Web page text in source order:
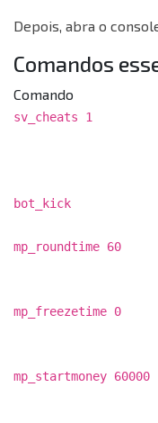
Depois, abra o
Comandos
Comando
sv_cheats 1
bot_kick
mp_roundtime 60
mp_freezetime 0
mp_startmoney 60000